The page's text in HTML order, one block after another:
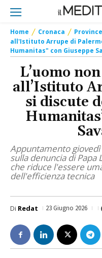
Home Cronaca Province
all'Istituto Arrupe di
Humanitas" con Giuseppe
L’uomo
all’Istituto
si discute
Appuntamento
sulla denuncia di Papa
che riduce l'essere
dell'efficienza tecnica
Di Redat 23 Giugno 2026